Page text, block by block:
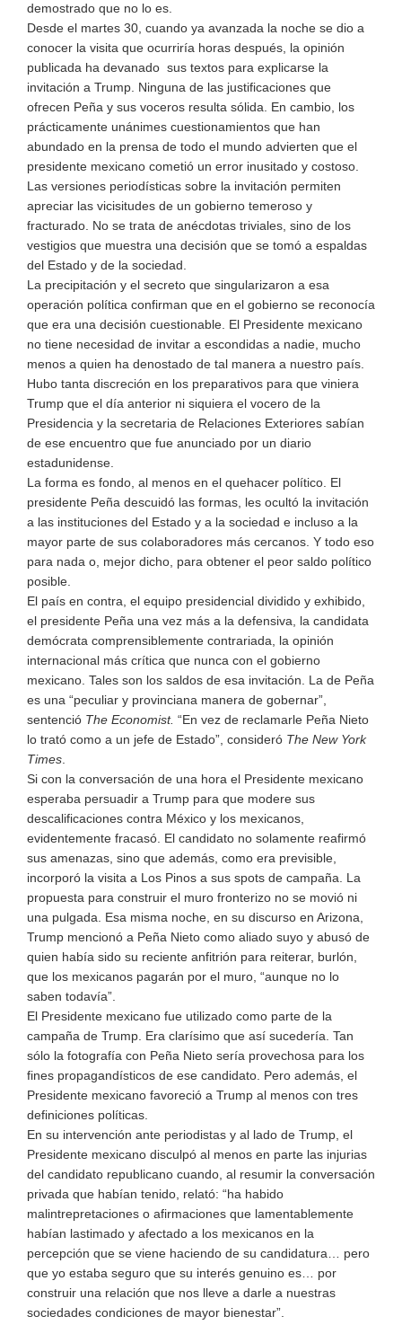
demostrado que no lo es.
Desde el martes 30, cuando ya avanzada la noche se dio a
conocer la visita que ocurriría horas después, la opinión
publicada ha devanado sus textos para explicarse la
invitación a Trump. Ninguna de las justificaciones que
ofrecen Peña y sus voceros resulta sólida. En cambio, los
prácticamente unánimes cuestionamientos que han
abundado en la prensa de todo el mundo advierten que el
presidente mexicano cometió un error inusitado y costoso.
Las versiones periodísticas sobre la invitación permiten
apreciar las vicisitudes de un gobierno temeroso y
fracturado. No se trata de anécdotas triviales, sino de los
vestigios que muestra una decisión que se tomó a espaldas
del Estado y de la sociedad.
La precipitación y el secreto que singularizaron a esa
operación política confirman que en el gobierno se reconocía
que era una decisión cuestionable. El Presidente mexicano
no tiene necesidad de invitar a escondidas a nadie, mucho
menos a quien ha denostado de tal manera a nuestro país.
Hubo tanta discreción en los preparativos para que viniera
Trump que el día anterior ni siquiera el vocero de la
Presidencia y la secretaria de Relaciones Exteriores sabían
de ese encuentro que fue anunciado por un diario
estadunidense.
La forma es fondo, al menos en el quehacer político. El
presidente Peña descuidó las formas, les ocultó la invitación
a las instituciones del Estado y a la sociedad e incluso a la
mayor parte de sus colaboradores más cercanos. Y todo eso
para nada o, mejor dicho, para obtener el peor saldo político
posible.
El país en contra, el equipo presidencial dividido y exhibido,
el presidente Peña una vez más a la defensiva, la candidata
demócrata comprensiblemente contrariada, la opinión
internacional más crítica que nunca con el gobierno
mexicano. Tales son los saldos de esa invitación. La de Peña
es una “peculiar y provinciana manera de gobernar”,
sentenció The Economist. “En vez de reclamarle Peña Nieto
lo trató como a un jefe de Estado”, consideró The New York
Times
Si con la conversación de una hora el Presidente mexicano
esperaba persuadir a Trump para que modere sus
descalificaciones contra México y los mexicanos,
evidentemente fracasó. El candidato no solamente reafirmó
sus amenazas, sino que además, como era previsible,
incorporó la visita a Los Pinos a sus spots de campaña. La
propuesta para construir el muro fronterizo no se movió ni
una pulgada. Esa misma noche, en su discurso en Arizona,
Trump mencionó a Peña Nieto como aliado suyo y abusó de
quien había sido su reciente anfitrión para reiterar, burlón,
que los mexicanos pagarán por el muro, “aunque no lo
saben todavía”.
El Presidente mexicano fue utilizado como parte de la
campaña de Trump. Era clarísimo que así sucedería. Tan
sólo la fotografía con Peña Nieto sería provechosa para los
fines propagandísticos de ese candidato. Pero además, el
Presidente mexicano favoreció a Trump al menos con tres
definiciones políticas.
En su intervención ante periodistas y al lado de Trump, el
Presidente mexicano disculpó al menos en parte las injurias
del candidato republicano cuando, al resumir la conversación
privada que habían tenido, relató: “ha habido
malintrepretaciones o afirmaciones que lamentablemente
habían lastimado y afectado a los mexicanos en la
percepción que se viene haciendo de su candidatura… pero
que yo estaba seguro que su interés genuino es… por
construir una relación que nos lleve a darle a nuestras
sociedades condiciones de mayor bienestar”.